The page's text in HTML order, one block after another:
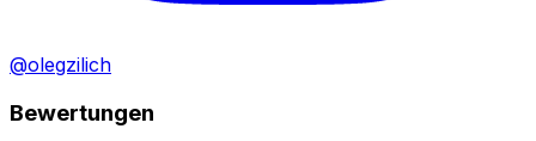
@olegzilich
Bewertungen